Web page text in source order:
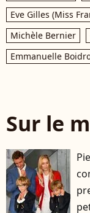
Eve Gilles (Miss
Michèle Bernier
Emmanuelle
Sur le